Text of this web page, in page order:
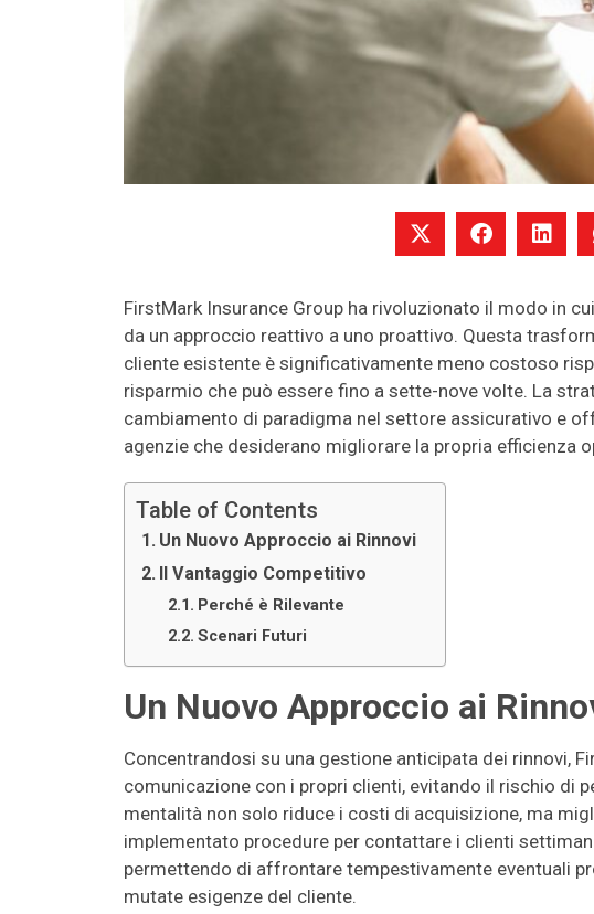
FirstMark Insurance Group ha rivoluzionato il modo in
da un approccio reattivo a uno proattivo. Questa
cliente esistente è significativamente meno costoso
risparmio che può essere fino a sette-nove volte. La
cambiamento di paradigma nel settore assicurativo e
agenzie che desiderano migliorare la propria efficienza
Table of Contents
Un Nuovo Approccio ai Rinnovi
Il Vantaggio Competitivo
Perché è Rilevante
Scenari Futuri
Un Nuovo Approccio ai
Concentrandosi su una gestione anticipata dei rinnovi,
comunicazione con i propri clienti, evitando il rischio di
mentalità non solo riduce i costi di acquisizione, ma
implementato procedure per contattare i clienti
permettendo di affrontare tempestivamente eventuali
mutate esigenze del cliente.